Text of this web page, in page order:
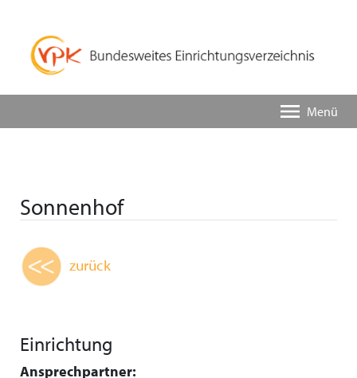
Menü
Sonnenhof
zurück
Einrichtung
Ansprechpartner: